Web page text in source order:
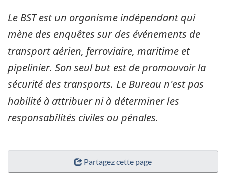
Le BST est un organisme indépendant qui
mène des enquêtes sur des événements de
transport aérien, ferroviaire, maritime et
pipelinier. Son seul but est de promouvoir la
sécurité des transports. Le Bureau n'est pas
habilité à attribuer ni à déterminer les
responsabilités civiles ou pénales.
Partagez cette page